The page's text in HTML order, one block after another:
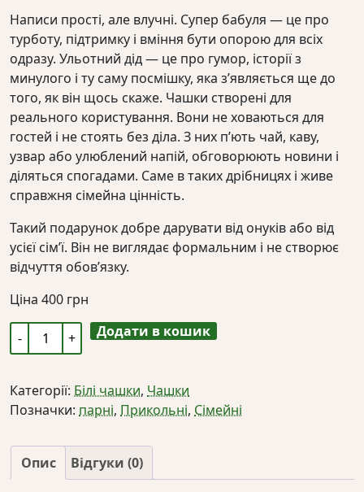
Написи прості, але влучні. Супер бабуля — це про
турботу, підтримку і вміння бути опорою для всіх
одразу. Ульотний дід — це про гумор, історії з
минулого і ту саму посмішку, яка з’являється ще до
того, як він щось скаже. Чашки створені для
реального користування. Вони не ховаються для
гостей і не стоять без діла. З них п’ють чай, каву,
узвар або улюблений напій, обговорюють новини і
діляться спогадами. Саме в таких дрібницях і живе
справжня сімейна цінність.
Такий подарунок добре дарувати від онуків або від
усієї сім’ї. Він не виглядає формальним і не створює
відчуття обов’язку.
Ціна 400 грн
Парні
чашки
бабуля
і
дід"
кількість
Додати в кошик
Категорії: Білі чашки, Чашки
Позначки: парні, Прикольні, Сімейні
Опис Відгуки (0)